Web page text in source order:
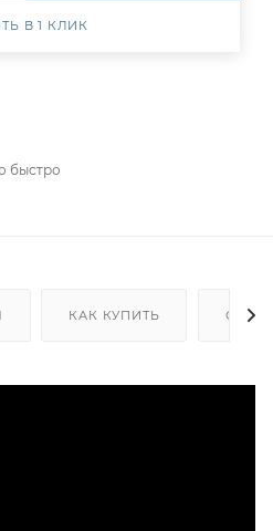
В 1 КЛИК
быстро
КАК КУПИТЬ